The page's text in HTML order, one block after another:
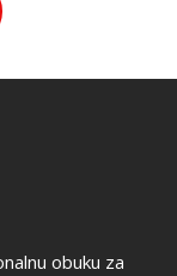
obuku za